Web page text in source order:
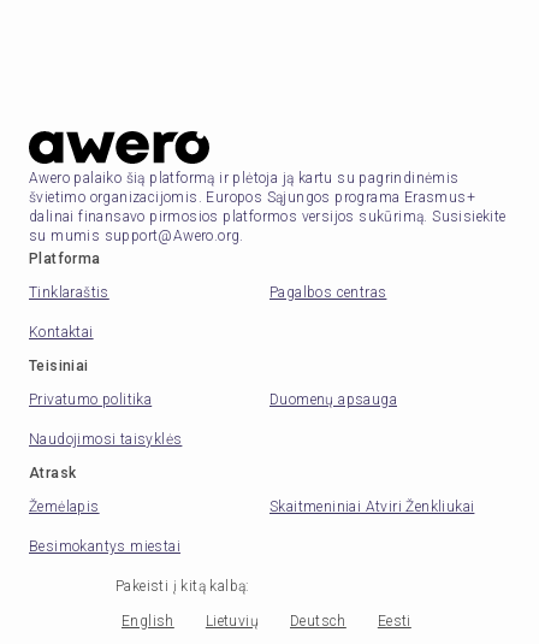
Awero palaiko šią platformą ir plėtoja ją kartu su pagrindinėmis
švietimo organizacijomis. Europos Sąjungos programa Erasmus+
dalinai finansavo pirmosios platformos versijos sukūrimą. Susisiekite
su mumis support@Awero.org.
Platforma
Tinklaraštis
Pagalbos centras
Kontaktai
Teisiniai
Privatumo politika
Duomenų apsauga
Naudojimosi taisyklės
Atrask
Žemėlapis
Skaitmeniniai Atviri Ženkliukai
Besimokantys miestai
Pakeisti į kitą kalbą:
English Lietuvių Deutsch
Eesti